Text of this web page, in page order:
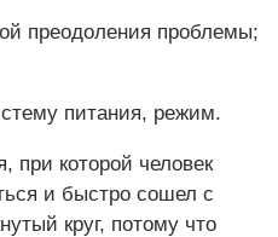
преодоления проблемы;
питания, режим.
при которой человек
и быстро сошел с
круг, потому что